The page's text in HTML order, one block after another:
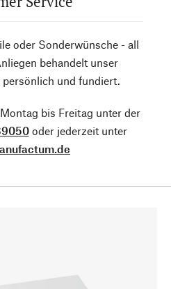
oder Sonderwünsche - all
behandelt unser
und fundiert.
bis Freitag unter der
oder jederzeit unter